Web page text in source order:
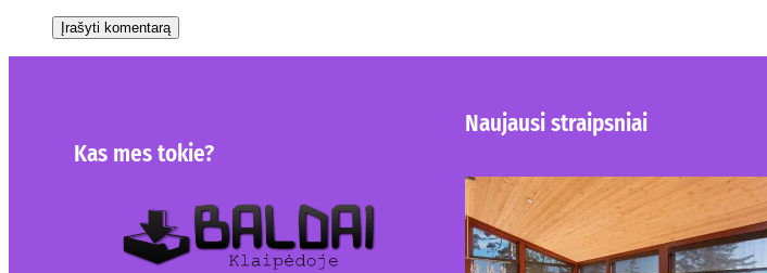
Kas mes tokie?
Naujausi straipsniai
Kur nusipirkti medines
žaliuzes Klaipėdoje?
2026-08-01